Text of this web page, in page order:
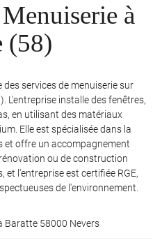
à
(58)
des services de menuiserie sur
L'entreprise installe des fenêtres,
en utilisant des matériaux
Elle est spécialisée dans la
et offre un accompagnement
ou de construction
et l'entreprise est certifiée RGE,
de l'environnement.
Baratte 58000 Nevers